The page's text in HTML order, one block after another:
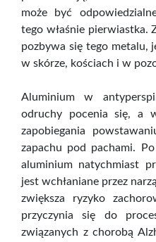
może być
tego właśnie pierwiastka.
pozbywa się tego metalu,
w skórze, kościach i w
Aluminium w
odruchy pocenia się, a
zapobiegania
zapachu pod pachami.
aluminium natychmiast
jest wchłaniane przez
zwiększa ryzyko
przyczynia się do
związanych z chorobą